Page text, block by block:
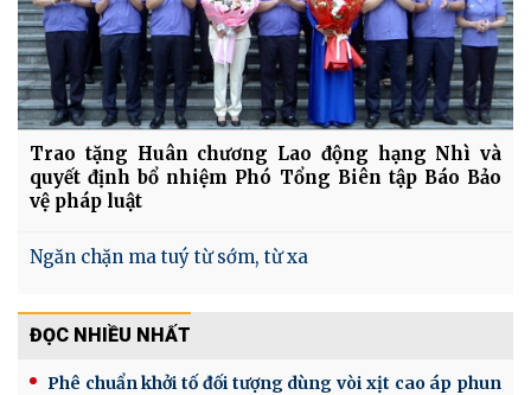
Trao tặng Huân chương Lao động hạng Nhì và
quyết định bổ nhiệm Phó Tổng Biên tập Báo Bảo
vệ pháp luật
Ngăn chặn ma tuý từ sớm, từ xa
ĐỌC NHIỀU NHẤT
Phê chuẩn khởi tố đối tượng dùng vòi xịt cao áp phun